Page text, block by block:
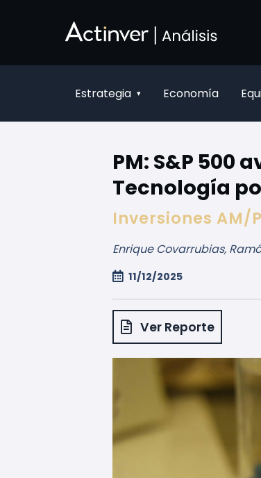
Estrategia ▾ Economía
PM: S&P 500
Tecnología
Inversiones AM/
Enrique Covarrubias,
11/12/2025
Ver Reporte